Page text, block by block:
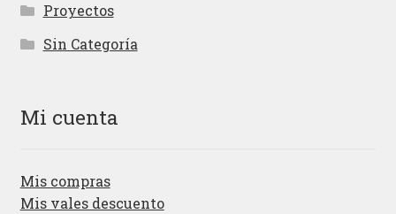
Proyectos
Sin Categoría
Mi cuenta
Mis compras
Mis vales descuento